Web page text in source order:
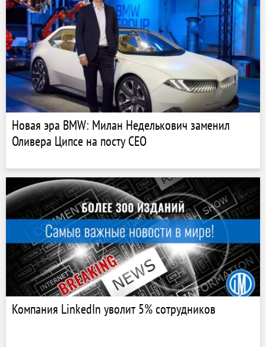
Новая эра BMW: Милан Неделькович заменил
Оливера Ципсе на посту CEO
Компания LinkedIn уволит 5% сотрудников